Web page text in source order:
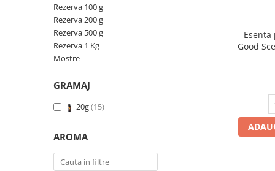
Rezerva 100 g
Rezerva 200 g
Rezerva 500 g
Rezerva 1 Kg
Mostre
GRAMAJ
20g(15)
AROMA
Good